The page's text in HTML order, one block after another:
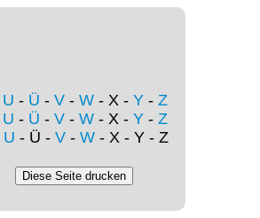
U - Ü - V - W - X - Y - Z
U - Ü - V - W - X - Y - Z
U - Ü - V- W- X - Y - Z